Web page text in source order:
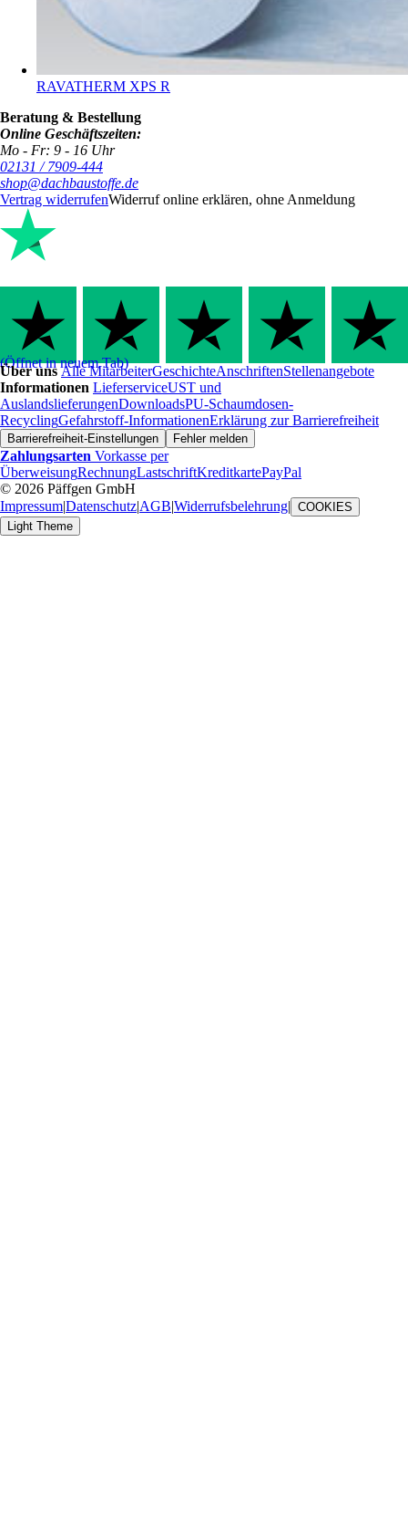
RAVATHERM XPS R
Beratung & Bestellung
Online Geschäftszeiten:
Mo - Fr: 9 - 16 Uhr
02131 / 7909-444
shop@dachbaustoffe.de
Vertrag widerrufenWiderruf online erklären, ohne Anmeldung
(Öffnet in neuem Tab)
Über unsAlle MitarbeiterGeschichteAnschriftenStellenangebote
Informationen LieferserviceUST und
AuslandslieferungenDownloadsPU-Schaumdosen-
RecyclingGefahrstoff-InformationenErklärung zur Barrierefreiheit
Barrierefreiheit-Einstellungen Fehler melden
Zahlungsarten Vorkasse per
ÜberweisungRechnungLastschriftKreditkartePayPal
© 2026 Päffgen GmbH
Impressum|Datenschutz|AGB|Widerrufsbelehrung| COOKIES
Light Theme